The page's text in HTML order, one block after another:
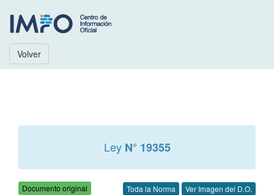
Volver
Ley N° 19355
Documento original Toda la Norma Ver Imagen del D.O.